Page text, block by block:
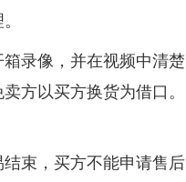
录像，并在视频中清楚
方以买方换货为借口。
束，买方不能申请售后